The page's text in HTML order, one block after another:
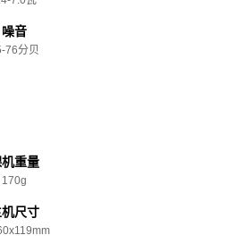
噪音
76分贝
重量
170g
尺寸